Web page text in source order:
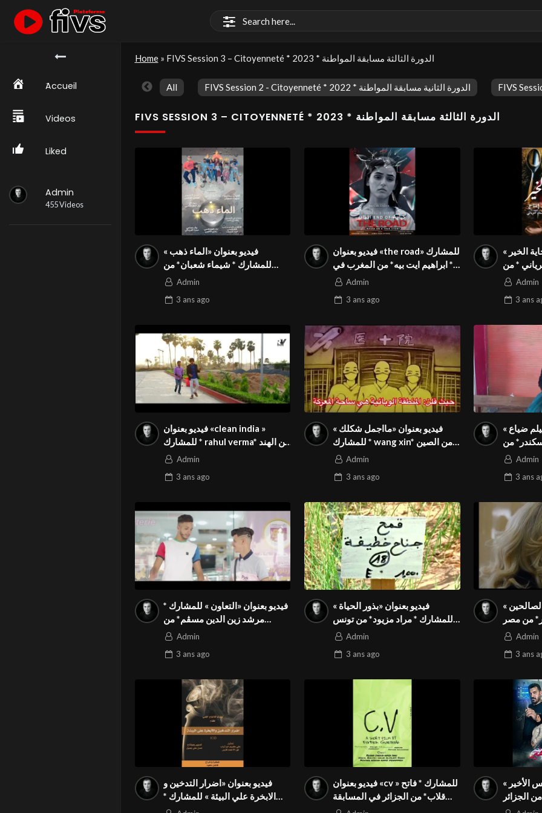
َAccueil
Videos
Liked
Admin
455 Videos
Home» FIVS Session 3 – Citoyenneté * 2023 * الدورة الثالثة مسابقة المواطنة
All FIVS Session 2 - Citoyenneté * 2022 * الدورة الثانية مسابقة المواطنة
FIVS SESSION 3 – CITOYENNETÉ * 2023 * الدورة الثالثة مسابقة المواطنة
فيديو بعنوان «الماء ذهب »
للمشارك * شيماء شعبان* من
تونس في المسابقة الدولية
Season3 FIVS
Admin
3 ans ago
فيديو بعنوان «the road» للمشارك
* ابراهيم ايت بيه* من المغرب في
المسابقة الدولية المواطنة
Admin
3 ansago
الخير »
* من
الدولية
Season3
Admin
3 ans
فيديو بعنوان «clean india »
للمشارك * rahul verma* من الهند
في المسابقة الدولية المواطنة
Admin
3 ans ago
فيديو بعنوان «مااجمل شكلك »
للمشارك * wang xin* من الصين
في المسابقة الدولية المواطنة
Admin
3 ansago
ضياع »
من
الدولية
Season3
Admin
3 ans
فيديو بعنوان «التعاون » للمشارك *
مرشد زين الدين مسڨم* من
الجزائر في المسابقة الدولية
Season3 FIVS
Admin
3 ans ago
فيديو بعنوان «بذور الحياة »
للمشارك * مراد مزيود* من تونس
في المسابقة الدولية المواطنة
Admin
3 ansago
»
للمشارك * كريم جعفر* من مصر
المواطنة
Admin
3 ans
فيديو بعنوان «اضرار التدخين و
الابخرة علي البيئة » للمشارك *
فاضل ماهود الفدعن* من العراق
فيديو بعنوان «cv » للمشارك * فاتح
قلاب* من الجزائر في المسابقة
الدولية المواطنة بالمهرجان
الأخير »
للمشارك * عنتر تومي* من الجزائر
المواطنة